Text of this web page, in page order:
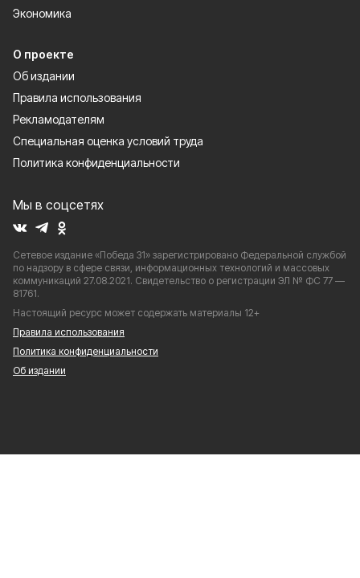
Экономика
О проекте
Об издании
Правила использования
Рекламодателям
Специальная оценка условий труда
Политика конфиденциальности
Мы в соцсетях
Сетевое издание «Победа 31» зарегистрировано Федеральной службой
по надзору в сфере связи, информационных технологий и массовых
коммуникаций 27.08.2021. Свидетельство о регистрации ЭЛ № ФС 77 —
81761.
Настоящий ресурс может содержать материалы 12+
Правила использования
Политика конфиденциальности
Об издании